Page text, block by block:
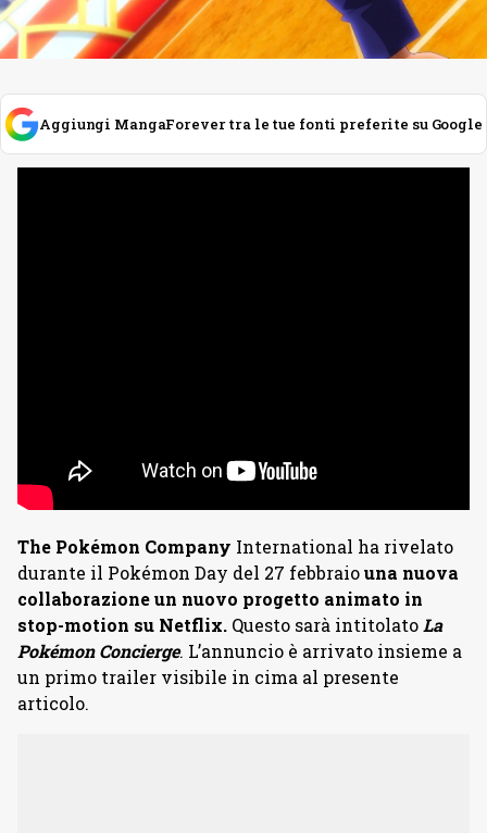
Aggiungi MangaForever tra le tue fonti preferite su Google
The Pokémon Company International ha rivelato
durante il Pokémon Day del 27 febbraiouna nuova
collaborazione un nuovo progetto animato in
stop-motion su Netflix. Questo sarà intitolatoLa
Pokémon Concierge. L’annuncio è arrivato insieme a
un primo trailer visibile in cima al presente
articolo.